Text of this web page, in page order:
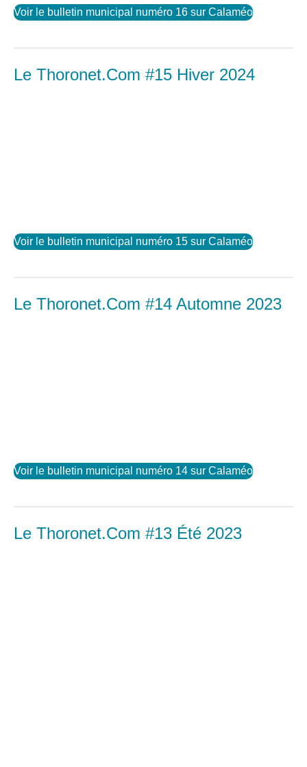
Voir le bulletin municipal numéro 16 sur Calaméo
Le Thoronet.Com #15 Hiver 2024
Voir le bulletin municipal numéro 15 sur Calaméo
Le Thoronet.Com #14 Automne 2023
Voir le bulletin municipal numéro 14 sur Calaméo
Le Thoronet.Com #13 Été 2023